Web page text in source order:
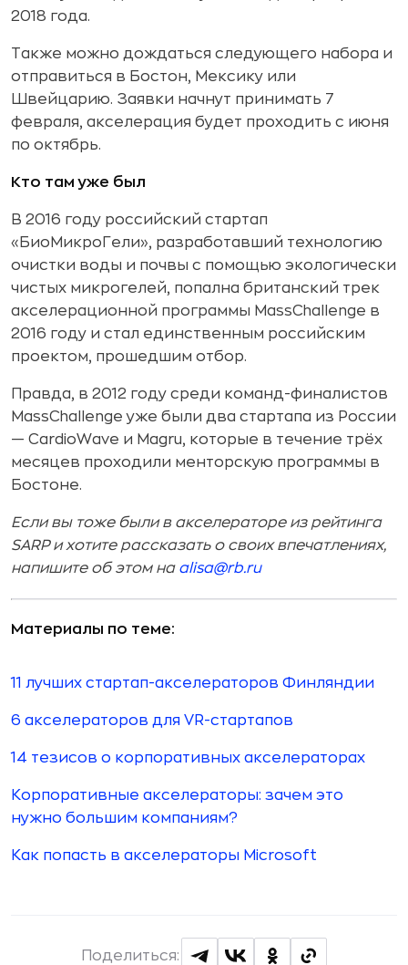
2018 года.
Также можно дождаться следующего набора и
отправиться в Бостон, Мексику или
Швейцарию. Заявки начнут принимать 7
февраля, акселерация будет проходить с июня
по октябрь.
Кто там уже был
В 2016 году российский стартап
«БиоМикроГели», разработавший технологию
очистки воды и почвы с помощью экологически
чистых микрогелей, попална британский трек
акселерационной программы MassChallenge в
2016 году и стал единственным российским
проектом, прошедшим отбор.
Правда, в 2012 году среди команд-финалистов
MassChallenge уже были два стартапа из России
— CardioWave и Magru, которые в течение трёх
месяцев проходили менторскую программы в
Бостоне.
Если вы тоже были в акселераторе из рейтинга
SARP и хотите рассказать о своих впечатлениях,
напишите об этом на alisa@rb.ru
Материалы по теме:
11 лучших стартап-акселераторов Финляндии
6 акселераторов для VR-стартапов
14 тезисов о корпоративных акселераторах
Корпоративные акселераторы: зачем это
нужно большим компаниям?
Как попасть в акселераторы Microsoft
Поделиться: